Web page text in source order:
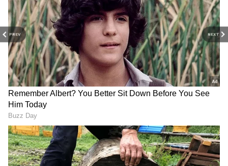
PREV NEXT